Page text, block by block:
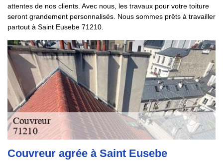
attentes de nos clients. Avec nous, les travaux pour votre toiture
seront grandement personnalisés. Nous sommes prêts à travailler
partout à Saint Eusebe 71210.
Couvreur agrée à Saint Eusebe